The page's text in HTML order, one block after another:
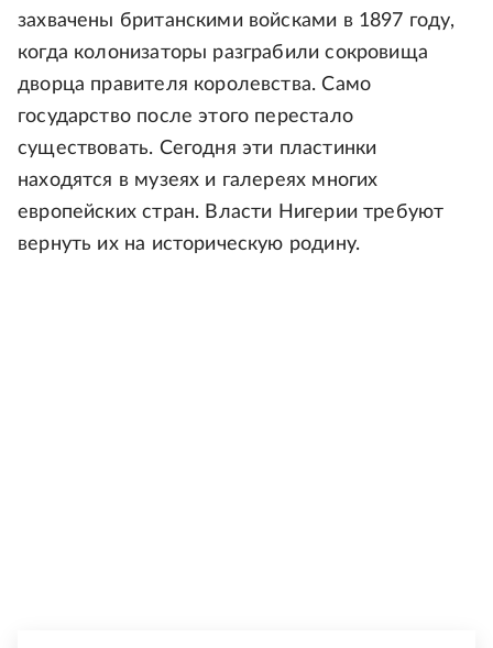
захвачены британскими войсками в 1897 году,
когда колонизаторы разграбили сокровища
дворца правителя королевства. Само
государство после этого перестало
существовать. Сегодня эти пластинки
находятся в музеях и галереях многих
европейских стран. Власти Нигерии требуют
вернуть их на историческую родину.